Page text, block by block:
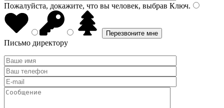
Пожалуйста, докажите, что вы человек, выбрав Ключ.
Письмо директору